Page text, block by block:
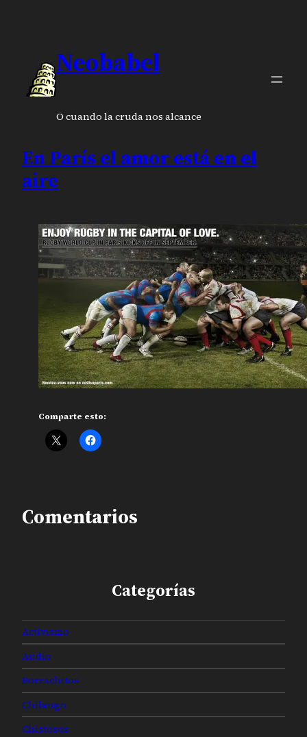
Neobabel
O cuando la cruda nos alcance
En París el amor está en el
aire
Comparte esto:
Comentarios
Categorías
Activismo
Audio
Borrachitos
Chilango
Chistosos